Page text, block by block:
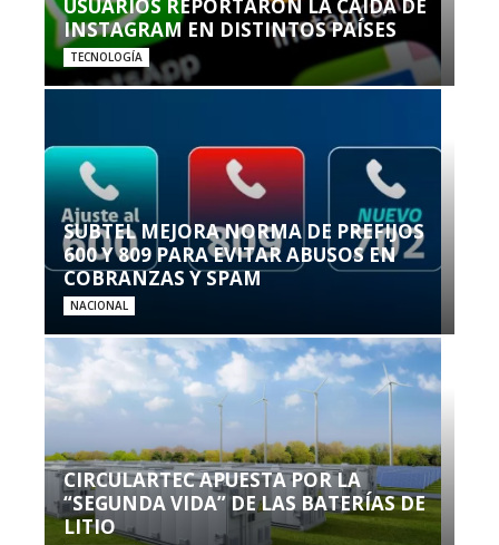
USUARIOS REPORTARON LA CAÍDA DE
INSTAGRAM EN DISTINTOS PAÍSES
TECNOLOGÍA
SUBTEL MEJORA NORMA DE PREFIJOS
600 Y 809 PARA EVITAR ABUSOS EN
COBRANZAS Y SPAM
NACIONAL
CIRCULARTEC APUESTA POR LA
“SEGUNDA VIDA” DE LAS BATERÍAS DE
LITIO